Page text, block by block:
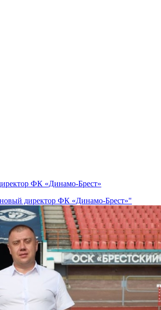
ФК «Динамо-Брест»
директор ФК «Динамо-Брест»"